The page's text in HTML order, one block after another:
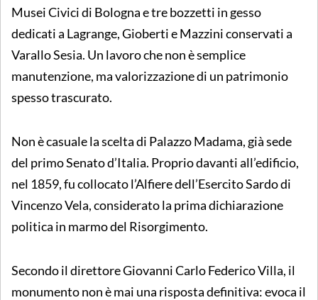
Musei Civici di Bologna e tre bozzetti in gesso
dedicati a Lagrange, Gioberti e Mazzini conservati a
Varallo Sesia. Un lavoro che non è semplice
manutenzione, ma valorizzazione di un patrimonio
spesso trascurato.
Non è casuale la scelta di Palazzo Madama, già sede
del primo Senato d’Italia. Proprio davanti all’edificio,
nel 1859, fu collocato l’Alfiere dell’Esercito Sardo di
Vincenzo Vela, considerato la prima dichiarazione
politica in marmo del Risorgimento.
Secondo il direttore Giovanni Carlo Federico Villa, il
monumento non è mai una risposta definitiva: evoca il